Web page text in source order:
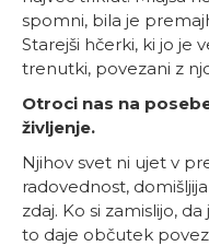
spomni, bila je
Starejši hčerki, ki jo je
trenutki, povezani z
Otroci nas na
življenje.
Njihov svet ni ujet v
radovednost,
zdaj. Ko si zamislijo,
to daje občutek